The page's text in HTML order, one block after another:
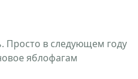
Просто в следующем году
яблофагам